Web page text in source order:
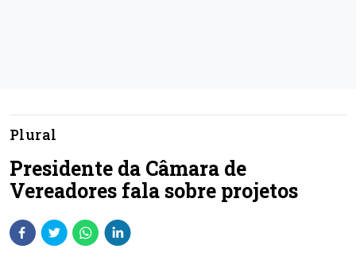
Plural
Presidente da Câmara de
Vereadores fala sobre projetos